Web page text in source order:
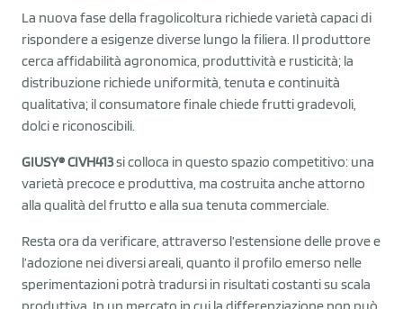
La nuova fase della fragolicoltura richiede varietà capaci di
rispondere a esigenze diverse lungo la filiera. Il produttore
cerca affidabilità agronomica, produttività e rusticità; la
distribuzione richiede uniformità, tenuta e continuità
qualitativa; il consumatore finale chiede frutti gradevoli,
dolci e riconoscibili.
GIUSY® CIVH413si colloca in questo spazio competitivo: una
varietà precoce e produttiva, ma costruita anche attorno
alla qualità del frutto e alla sua tenuta commerciale.
Resta ora da verificare, attraverso l’estensione delle prove e
l’adozione nei diversi areali, quanto il profilo emerso nelle
sperimentazioni potrà tradursi in risultati costanti su scala
produttiva. In un mercato in cui la differenziazione non può